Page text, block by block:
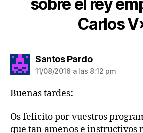
Carlos
Santos Pardodice:
11/08/2016 a las 8:12 pm
Buenas tardes:
Os felicito por vuestros
que tan amenos e instructivos